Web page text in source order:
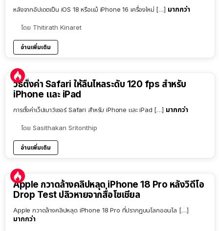
หลังจากอัปเดตเป็น iOS 18 หรือแม้ iPhone 16 เครื่องใหม่ […] มากกว่า
โดย Thitirath Kinaret
อ่านเพิ่มเติม
วิธีตั้งค่า Safari ให้ลื่นไหลระดับ 120 fps สำหรับ
iPhone และ iPad
การตั้งค่าเว็ปเบาว์เซอร์ Safari สำหรับ iPhone และ iPad […] มากกว่า
โดย Sasithakan Sritonthip
อ่านเพิ่มเติม
Apple กวาดล้างคลิปหลุด iPhone 18 Pro หลังวิดีโอ
Drop Test ปลิวหายจากสื่อโซเชียล
Apple กวาดล้างคลิปหลุด iPhone 18 Pro ที่ปรากฏบนโลกออนไล […]
มากกว่า